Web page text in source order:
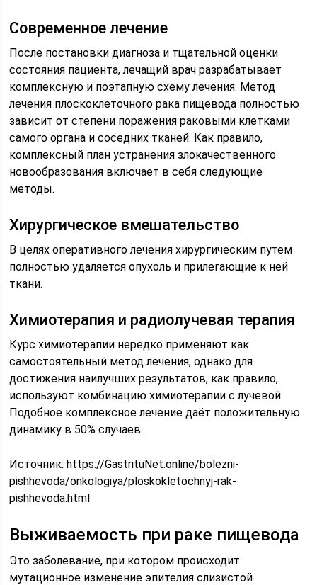
Современное лечение
После постановки диагноза и тщательной оценки
состояния пациента, лечащий врач разрабатывает
комплексную и поэтапную схему лечения. Метод
лечения плоскоклеточного рака пищевода полностью
зависит от степени поражения раковыми клетками
самого органа и соседних тканей. Как правило,
комплексный план устранения злокачественного
новообразования включает в себя следующие
методы.
Хирургическое вмешательство
В целях оперативного лечения хирургическим путем
полностью удаляется опухоль и прилегающие к ней
ткани.
Химиотерапия и радиолучевая терапия
Курс химиотерапии нередко применяют как
самостоятельный метод лечения, однако для
достижения наилучших результатов, как правило,
используют комбинацию химиотерапии с лучевой.
Подобное комплексное лечение даёт положительную
динамику в 50% случаев.
Источник:https://GastrituNet.online/bolezni-
pishhevoda/onkologiya/ploskokletochnyj-rak-
pishhevoda.html
Выживаемость при раке пищевода
Это заболевание, при котором происходит
мутационное изменение эпителия слизистой